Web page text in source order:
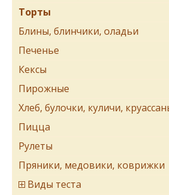
Торты
Блины, блинчики, оладьи
Печенье
Кексы
Пирожные
Хлеб, булочки, куличи,
Пицца
Рулеты
Пряники, медовики, коврижки
Виды теста